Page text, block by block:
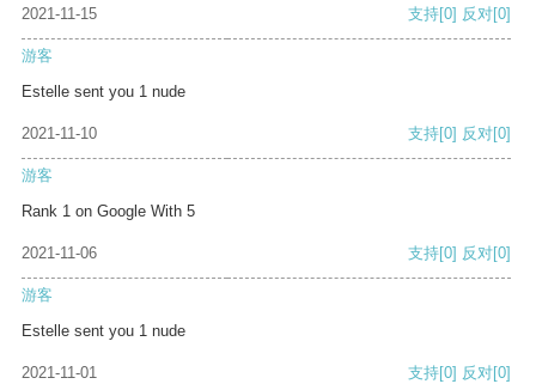
2021-11-15 支持[0] 反对[0]
游客
Estelle sent you 1 nude
2021-11-10 支持[0] 反对[0]
游客
Rank 1 on Google With 5
2021-11-06 支持[0] 反对[0]
游客
Estelle sent you 1 nude
2021-11-01 支持[0] 反对[0]